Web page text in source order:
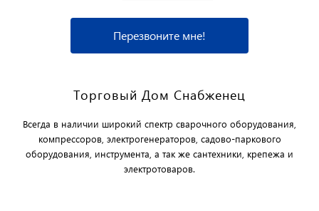
Перезвоните мне!
Торговый Дом Снабженец
Всегда в наличии широкий спектр сварочного оборудования,
компрессоров, электрогенераторов, садово-паркового
оборудования, инструмента, а так же сантехники, крепежа и
электротоваров.